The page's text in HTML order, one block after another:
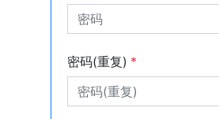
密码(重复) *